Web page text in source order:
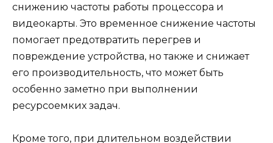
снижению частоты работы процессора и
видеокарты. Это временное снижение частоты
помогает предотвратить перегрев и
повреждение устройства, но также и снижает
его производительность, что может быть
особенно заметно при выполнении
ресурсоемких задач.
Кроме того, при длительном воздействии